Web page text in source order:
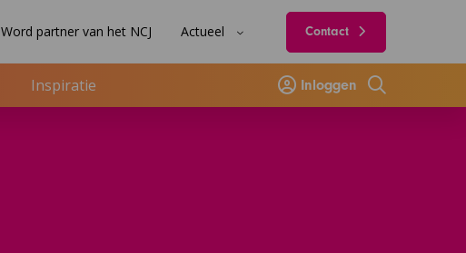
Word partner van het NCJ Actueel Contact
Inspiratie Inloggen
Zoeken